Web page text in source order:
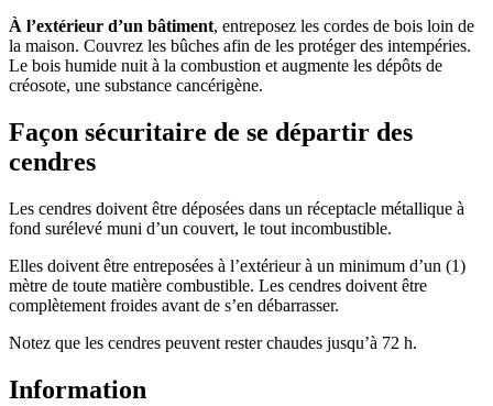
À l’extérieur d’un bâtiment, entreposez les cordes de bois loin de
la maison. Couvrez les bûches afin de les protéger des intempéries.
Le bois humide nuit à la combustion et augmente les dépôts de
créosote, une substance cancérigène.
Façon sécuritaire de se départir des
cendres
Les cendres doivent être déposées dans un réceptacle métallique à
fond surélevé muni d’un couvert, le tout incombustible.
Elles doivent être entreposées à l’extérieur à un minimum d’un (1)
mètre de toute matière combustible. Les cendres doivent être
complètement froides avant de s’en débarrasser.
Notez que les cendres peuvent rester chaudes jusqu’à 72 h.
Information